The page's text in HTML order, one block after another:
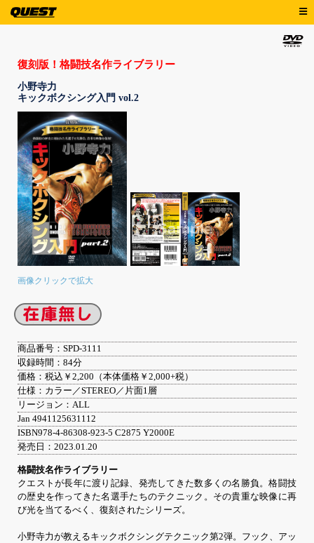
復刻版！格闘技名作ライブラリー
小野寺力
キックボクシング入門 vol.2
画像クリックで拡大
商品番号：SPD-3111
収録時間：84分
価格：税込￥2,200（本体価格￥2,000+税）
仕様：カラー／STEREO／片面1層
リージョン：ALL
Jan 4941125631112
ISBN978-4-86308-923-5 C2875 Y2000E
発売日：2023.01.20
格闘技名作ライブラリー
クエストが長年に渡り記録、発売してきた数多くの名勝負。格闘技
の歴史を作ってきた名選手たちのテクニック。その貴重な映像に再
び光を当てるべく、復刻されたシリーズ。
小野寺力が教えるキックボクシングテクニック第2弾。フック、アッ